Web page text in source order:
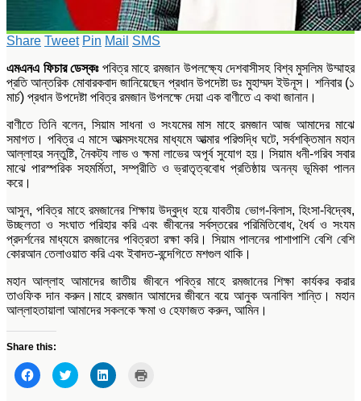
Share Tweet Pin Mail SMS
এমএনএ ফিচার ডেস্কঃপবিত্র মাহে রমজান উপলক্ষ্যে দেশবাসীসহ বিশ্ব মুসলিম উম্মাহর
প্রতি আন্তরিক মোবারকবাদ জানিয়েছেন প্রধান উপদেষ্টা ডঃ মুহাম্মদ ইউনূস। শনিবার (১
মার্চ) প্রধান উপদেষ্টা পবিত্র রমজান উপলক্ষে দেয়া এক বাণীতে এ কথা জানান।
বাণীতে তিনি বলেন, সিয়াম সাধনা ও সংযমের মাস মাহে রমজান আজ আমাদের মাঝে
সমাগত। পবিত্র এ মাসে আত্মসংযমের মাধ্যমে আত্মার পরিশুদ্ধি ঘটে, সর্বশক্তিমান মহান
আল্লাহর সন্তুষ্টি, নৈকট্য লাভ ও ক্ষমা লাভের অপূর্ব সুযোগ হয়। সিয়াম ধনী-গরিব সবার
মাঝে পারস্পরিক সহমর্মিতা, সম্প্রীতি ও ভ্রাতৃত্ববোধ প্রতিষ্ঠায় অনন্য ভূমিকা পালন
করে।
আসুন, পবিত্র মাহে রমজানের শিক্ষায় উদ্বুদ্ধ হয়ে যাবতীয় ভোগ-বিলাস, হিংসা-বিদ্বেষ,
উচ্ছলতা ও সংঘাত পরিহার করি এবং জীবনের সর্বস্তরের পরিমিতিবোধ, ধৈর্য ও সংযম
প্রদর্শনের মাধ্যমে রমজানের পবিত্রতা রক্ষা করি। সিয়াম পালনের পাশাপাশি বেশি বেশি
কোরআন তেলাওয়াত করি এবং ইবাদত-বন্দেগিতে মশগুল থাকি।
মহান আল্লাহ আমাদের জাতীয় জীবনে পবিত্র মাহে রমজানের শিক্ষা কার্যকর করার
তাওফিক দান করুন।মাহে রমজান আমাদের জীবনে বয়ে আনুক অনাবিল শান্তি। মহান
আল্লাহতায়ালা আমাদের সকলকে ক্ষমা ও হেফাজত করুন, আমিন।
Share this:
Click
to
share
Click
to
share
Click
to